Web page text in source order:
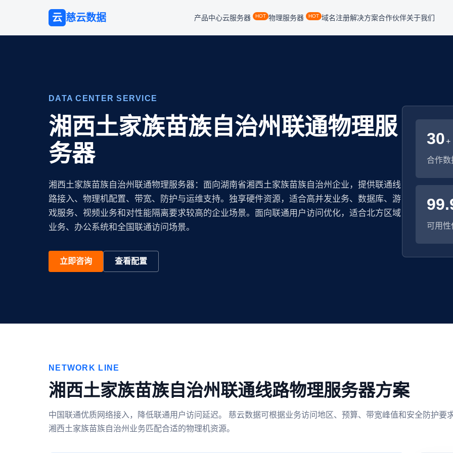
云 慈云数据 产品中心云服务器 HOT 物理服务器 HOT 域名注册解决方案合作伙伴关于我们
DATA CENTER SERVICE
湘西土家族苗族自治州联通物理服
务器
湘西土家族苗族自治州联通物理服务器：面向湖南省湘西土家族苗族自治州企业，提供联通线
路接入、物理机配置、带宽、防护与运维支持。独享硬件资源，适合高并发业务、数据库、游
戏服务、视频业务和对性能隔离要求较高的企业场景。面向联通用户访问优化，适合北方区域
业务、办公系统和全国联通访问场景。
立即咨询 查看配置
30+
合作
可用性
NETWORK LINE
湘西土家族苗族自治州联通线路物理服务器方案
中国联通优质网络接入，降低联通用户访问延迟。 慈云数据可根据业务访问地区、预算、带宽峰值和安全防护要
湘西土家族苗族自治州业务匹配合适的物理机资源。